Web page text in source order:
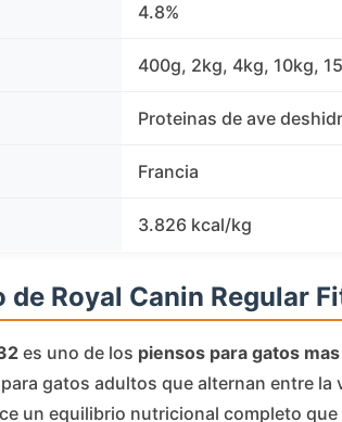
4.8%
400g, 2kg, 4kg, 10kg,
Proteinas de ave
Francia
3.826 kcal/kg
Royal Canin Regular
es uno de los piensos para gatos
gatos adultos que alternan entre la
un equilibrio nutricional completo